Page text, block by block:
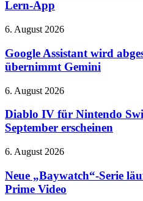
Hotend
Vokabelheft
Lern-
Lern-App
Google
wird
abgeschaltet:
Ab
übernimmt
6. August 2026
Google Assistant wird
übernimmt Gemini
Diablo
für
Nintendo
Switch
soll
im
September
6. August 2026
Diablo IV für Nintendo
September erscheinen
Neue
Serie
läuft
in
6. August 2026
Neue „Baywatch“-Serie
Prime Video